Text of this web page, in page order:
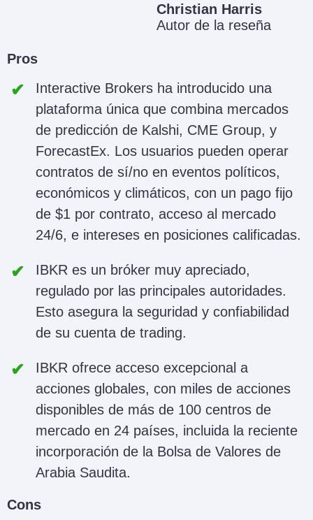
Christian Harris
Autor de la reseña
Pros
Interactive Brokers ha introducido una
plataforma única que combina mercados
de predicción de Kalshi, CME Group, y
ForecastEx. Los usuarios pueden operar
contratos de sí/no en eventos políticos,
económicos y climáticos, con un pago fijo
de $1 por contrato, acceso al mercado
24/6, e intereses en posiciones calificadas.
IBKR es un bróker muy apreciado,
regulado por las principales autoridades.
Esto asegura la seguridad y confiabilidad
de su cuenta de trading.
IBKR ofrece acceso excepcional a
acciones globales, con miles de acciones
disponibles de más de 100 centros de
mercado en 24 países, incluida la reciente
incorporación de la Bolsa de Valores de
Arabia Saudita.
Cons